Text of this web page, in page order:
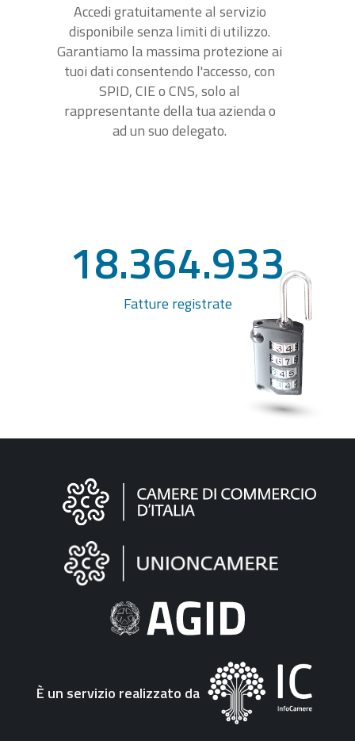
Accedi gratuitamente al servizio
disponibile senza limiti di utilizzo.
Garantiamo la massima protezione ai
tuoi dati consentendo l'accesso, con
SPID, CIE o CNS, solo al
rappresentante della tua azienda o
ad un suo delegato.
18.364.933
Fatture registrate
Informazioni
"Fattura
Elettronica"
È un servizio realizzato da